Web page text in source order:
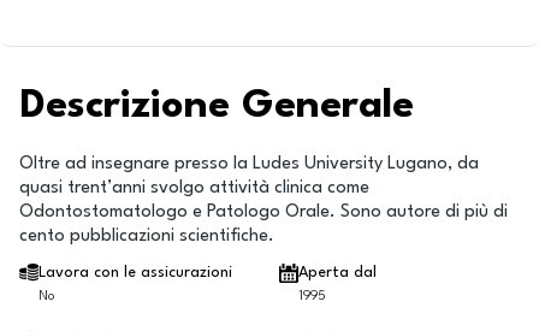
Descrizione Generale
Oltre ad insegnare presso la Ludes University Lugano, da
quasi trent’anni svolgo attività clinica come
Odontostomatologo e Patologo Orale. Sono autore di più di
cento pubblicazioni scientifiche.
Lavora con le assicurazioni
No
Aperta dal
1995